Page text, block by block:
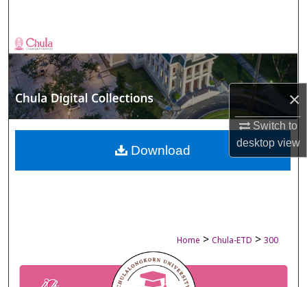
×
Switch to
desktopview
Browse Collections
My Account
About
Digital Commons Network™
Home > Chula-ETD > 300
Download